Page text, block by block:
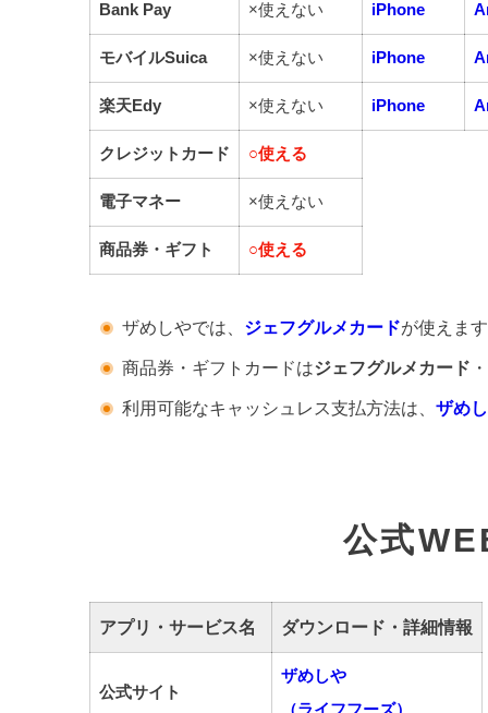
Bank Pay ×使えない iPhone
モバイルSuica ×使えない iPhone
楽天Edy ×使えない iPhone
クレジットカード ○使える
電子マネー ×使えない
商品券・ギフト ○使える
ザめしやでは、 ジェフグルメカードが使えま
商品券・ギフトカードはジェフグルメカード ・
利用可能なキャッシュレス支払方法は、 ザめ
公式
アプリ・サービス名 ダウンロード・詳細情報
公式サイト
ザめしや